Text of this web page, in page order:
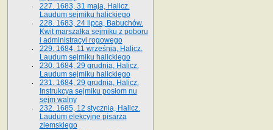
227. 1683, 31 maja, Halicz.
Laudum sejmiku halickiego
228. 1683, 24 lipca, Babuchów.
Kwit marszałka sejmiku z poboru
i administracyi rogowego
229. 1684, 11 września, Halicz.
Laudum sejmiku halickiego
230. 1684, 29 grudnia, Halicz.
Laudum sejmiku halickiego
231. 1684, 29 grudnia, Halicz.
Instrukcya sejmiku posłom nu
sejm walny
232. 1685, 12 stycznia, Halicz.
Laudum elekcyjne pisarza
ziemskiego